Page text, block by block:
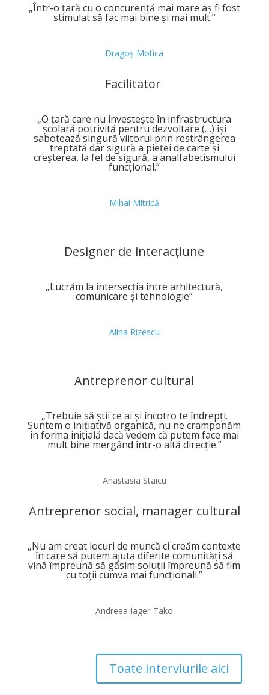
„Într-o țară cu o concurență mai mare aș fi fost
stimulat să fac mai bine și mai mult.”
Dragoș Motica
Facilitator
„O țară care nu investește în infrastructura
școlară potrivită pentru dezvoltare (…) își
sabotează singură viitorul prin restrângerea
treptată dar sigură a pieței de carte și
creșterea, la fel de sigură, a analfabetismului
funcțional.”
Mihai Mitrică
Designer de interacțiune
„Lucrăm la intersecția între arhitectură,
comunicare și tehnologie”
Alina Rizescu
Antreprenor cultural
„Trebuie să știi ce ai și încotro te îndrepți.
Suntem o inițiativă organică, nu ne cramponăm
în forma inițială dacă vedem că putem face mai
mult bine mergând într-o altă direcție.”
Anastasia Staicu
Antreprenor social, manager cultural
„Nu am creat locuri de muncă ci creăm contexte
în care să putem ajuta diferite comunități să
vină împreună să găsim soluții împreună să fim
cu toții cumva mai funcționali.”
Andreea Iager-Tako
Toate interviurile aici